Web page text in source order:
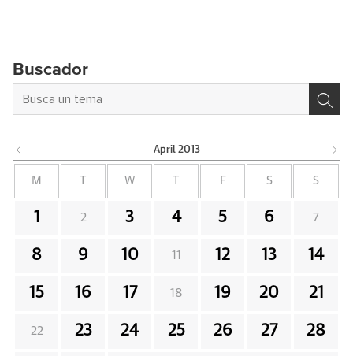
Buscador
April 2013
M W F S S
1 2 3 4 5 6 7
8 9 10 11 12 13 14
15 16 17 18 19 20 21
22 23 24 25 26 27 28